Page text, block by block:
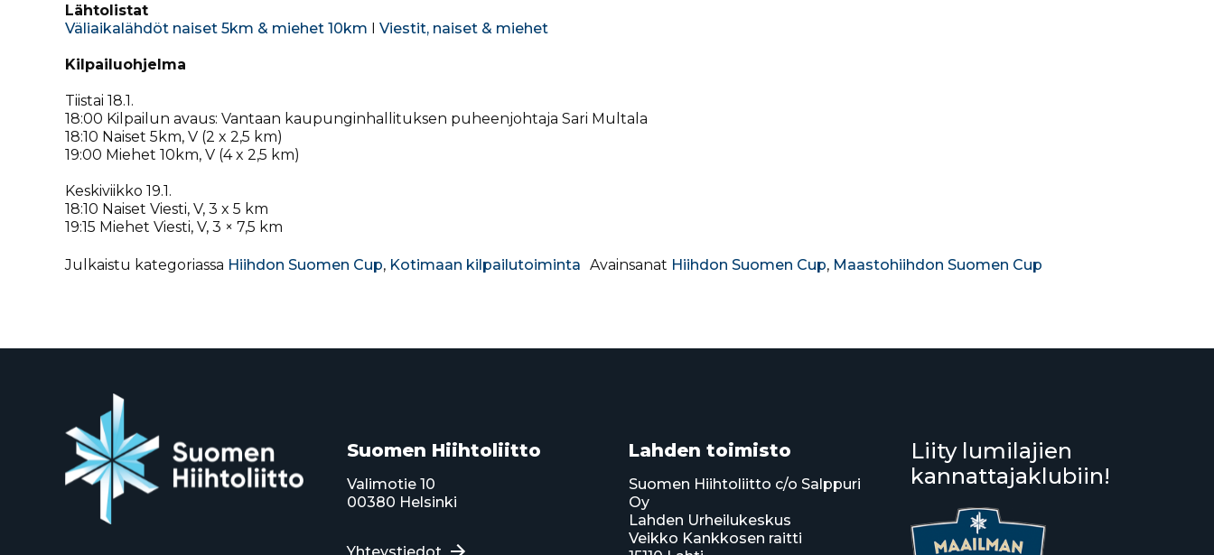
Lähtolistat
Väliaikalähdöt naiset 5km & miehet 10km I Viestit, naiset & miehet
Kilpailuohjelma
Tiistai 18.1.
18:00 Kilpailun avaus: Vantaan kaupunginhallituksen puheenjohtaja Sari Multala
18:10 Naiset 5km, V (2 x 2,5 km)
19:00 Miehet 10km, V (4 x 2,5 km)
Keskiviikko 19.1.
18:10 Naiset Viesti, V, 3 x 5 km
19:15 Miehet Viesti, V, 3 × 7,5 km
Julkaistu kategoriassa Hiihdon Suomen Cup, Kotimaan kilpailutoiminta Avainsanat Hiihdon Suomen Cup, Maastohiihdon Suomen Cup
Suomen Hiihtoliitto
Valimotie 10
00380 Helsinki
Lahden toimisto
Suomen Hiihtoliitto c/o Salppuri
Oy
Lahden Urheilukeskus
Veikko Kankkosen raitti
Liity lumilajien
kannattajaklubiin!